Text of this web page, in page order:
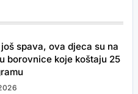
spava, ova djeca su na
borovnice koje koštaju 25